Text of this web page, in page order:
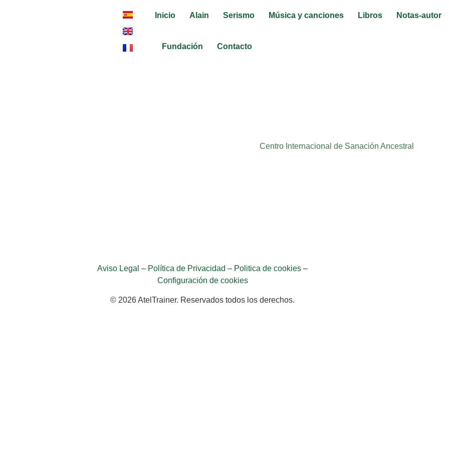
Inicio Alain Serismo Música y canciones Libros Notas-autor
Fundación Contacto
Centro Internacional de Sanación Ancestral
Aviso Legal – Política de Privacidad – Politica de cookies –
Configuración de cookies
© 2026 AtelTrainer. Reservados todos los derechos.